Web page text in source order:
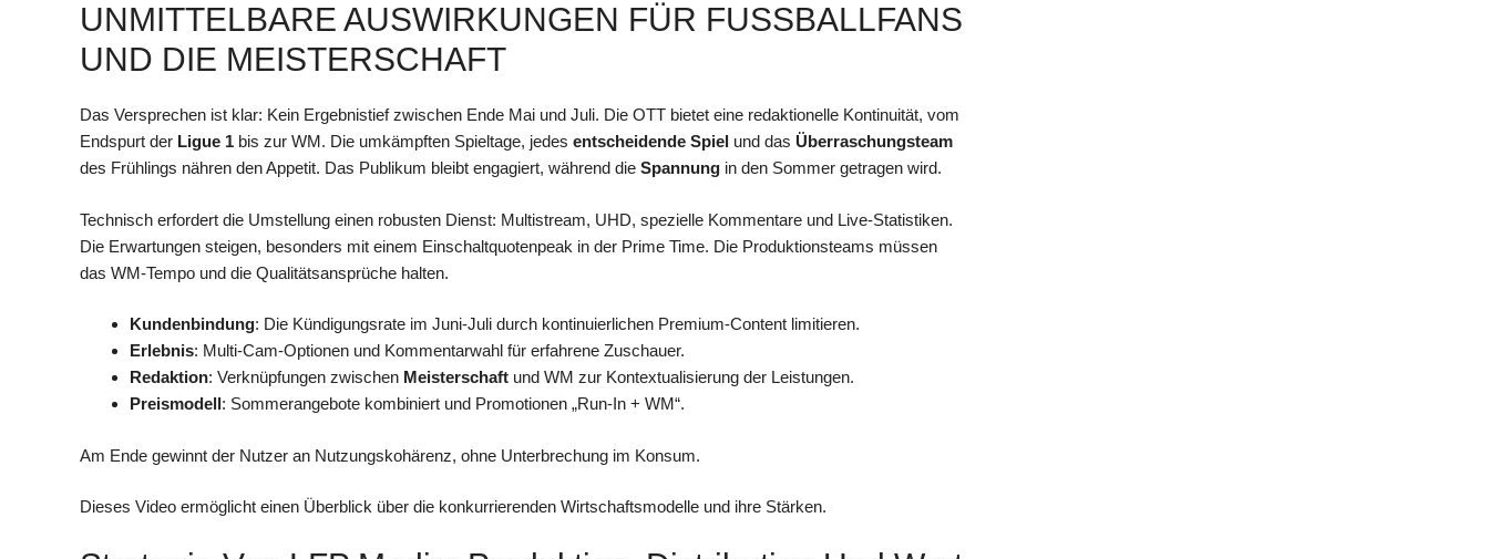
UNMITTELBARE AUSWIRKUNGEN FÜR FUSSBALLFANS U
ND DIE MEISTERSCHAFT
Das Versprechen ist klar: Kein Ergebnistief zwischen Ende Mai und Juli. Die OTT bietet eine redaktionelle Kontinuität, vom
Endspurt der Ligue 1 bis zur WM. Die umkämpften Spieltage, jedes entscheidende Spiel und das Überraschungsteam
des Frühlings nähren den Appetit. Das Publikum bleibt engagiert, während die Spannung in den Sommer getragen wird.
Technisch erfordert die Umstellung einen robusten Dienst: Multistream, UHD, spezielle Kommentare und Live-Statistiken.
Die Erwartungen steigen, besonders mit einem Einschaltquotenpeak in der Prime Time. Die Produktionsteams müssen
das WM-Tempo und die Qualitätsansprüche halten.
Kundenbindung: Die Kündigungsrate im Juni-Juli durch kontinuierlichen Premium-Content limitieren.
Erlebnis: Multi-Cam-Optionen und Kommentarwahl für erfahrene Zuschauer.
Redaktion: Verknüpfungen zwischen Meisterschaft und WM zur Kontextualisierung der Leistungen.
Preismodell: Sommerangebote kombiniert und Promotionen „Run-In + WM“.
Am Ende gewinnt der Nutzer an Nutzungskohärenz, ohne Unterbrechung im Konsum.
Dieses Video ermöglicht einen Überblick über die konkurrierenden Wirtschaftsmodelle und ihre Stärken.